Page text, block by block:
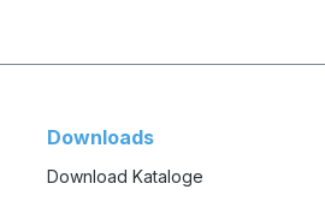
Downloads
Download Kataloge